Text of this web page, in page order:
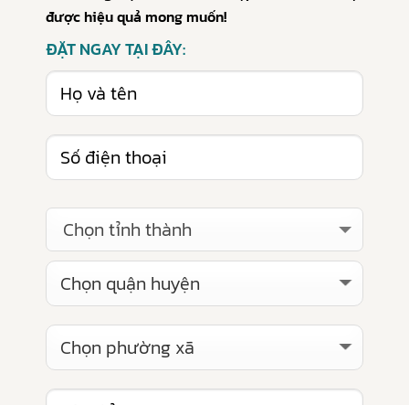
được hiệu quả mong muốn!
ĐẶT NGAY TẠI ĐÂY:
Chọn tỉnh thành